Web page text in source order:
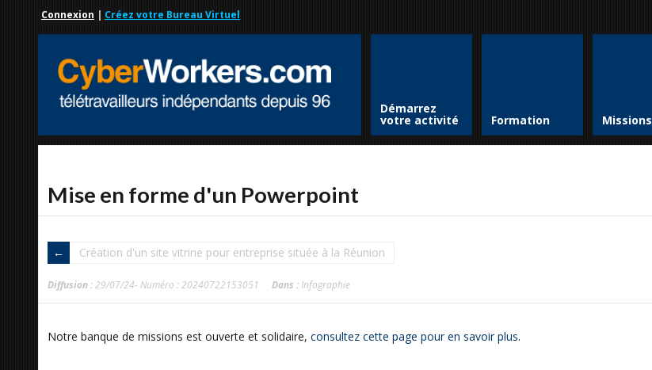
Connexion | Créez votre Bureau Virtuel
Démarrez
votre activité Formation Missions
Mise en forme d'un Powerpoint
Création d'un site vitrine pour entreprise située à la Réunion
Diffusion : 29/07/24- Numéro : 20240722153051 Dans : Infographie
Notre banque de missions est ouverte et solidaire, consultez cette page pour en savoir plus.